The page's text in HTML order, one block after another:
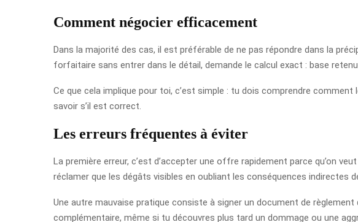
Comment négocier efficacement
Dans la majorité des cas, il est préférable de ne pas répondre dans la
forfaitaire sans entrer dans le détail, demande le calcul exact : base
Ce que cela implique pour toi, c’est simple : tu dois comprendre
savoir s’il est correct.
Les erreurs fréquentes à éviter
La première erreur, c’est d’accepter une offre rapidement parce qu’on
réclamer que les dégâts visibles en oubliant les conséquences indirectes
Une autre mauvaise pratique consiste à signer un document de
complémentaire, même si tu découvres plus tard un dommage ou une